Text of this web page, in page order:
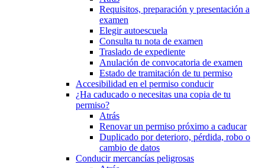
Requisitos, preparación y presentación a
examen
Elegir autoescuela
Consulta tu nota de examen
Traslado de expediente
Anulación de convocatoria de examen
Estado de tramitación de tu permiso
Accesibilidad en el permiso conducir
¿Ha caducado o necesitas una copia de tu
permiso?
Atrás
Renovar un permiso próximo a caducar
Duplicado por deterioro, pérdida, robo o
cambio de datos
Conducir mercancías peligrosas